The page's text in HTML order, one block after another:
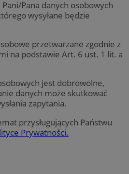
Pana danych osobowych
wysyłane będzie
przetwarzane zgodnie z
na podstawie Art. 6 ust. 1 lit. a
jest dobrowolne,
danych może skutkować
zapytania.
przysługujących Państwu
Prywatności.